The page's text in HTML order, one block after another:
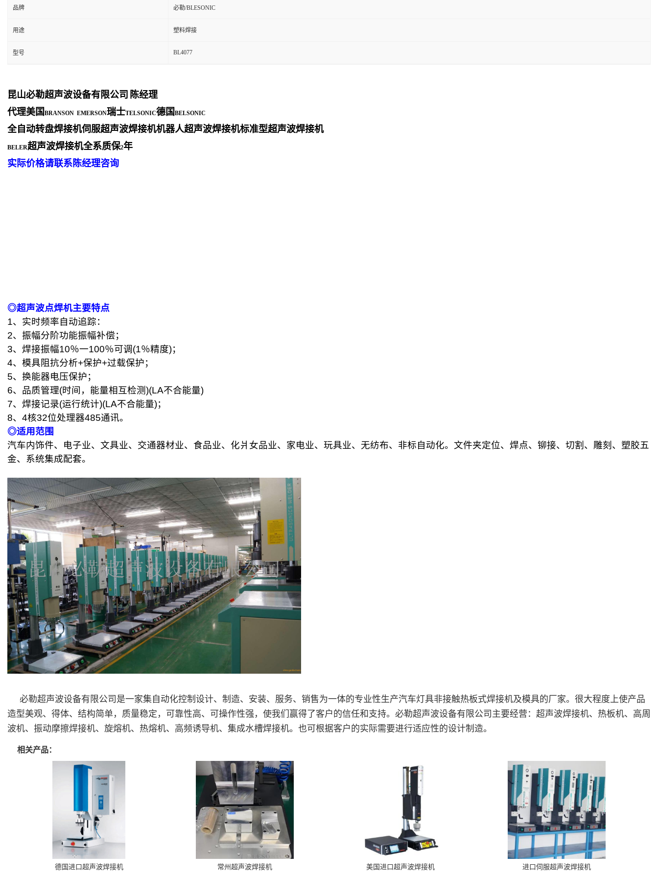
品牌 必勒/BLESONIC
用途 塑料焊接
型号 BL4077
昆山必勒超声波设备有限公司 陈经理
代理美国 BRANSON EMERSON瑞士TELSONIC德国 BELSONIC
全自动转盘焊接机伺服超声波焊接机机器人超声波焊接机标准型超声波焊接机
BELER超声波焊接机全系质保2年
实际价格请联系陈经理咨询
◎超声波点焊机主要特点
1、实时频率自动追踪：
2、振幅分阶功能振幅补偿；
3、焊接振幅10％一100％可调(1％精度)；
4、模具阻抗分析+保护+过载保护；
5、换能器电压保护；
6、品质管理(时间，能量相互检测)(LA不合能量)
7、焊接记录(运行统计)(LA不合能量)；
8、4核32位处理器485通讯。
◎适用范围
汽车内饰件、电子业、文具业、交通器材业、食品业、化爿女品业、家电业、玩具业、无纺布、非标自动化。文件夹定位、焊点、铆接、切割、雕刻、塑胶五
金、系统集成配套。
必勒超声波设备有限公司是一家集自动化控制设计、制造、安装、服务、销售为一体的专业性生产汽车灯具非接触热板式焊接机及模具的厂家。很大程度上使产品
造型美观、得体、结构简单，质量稳定，可靠性高、可操作性强，使我们赢得了客户的信任和支持。必勒超声波设备有限公司主要经营：超声波焊接机、热板机、高周
波机、振动摩擦焊接机、旋熔机、热熔机、高频诱导机、集成水槽焊接机。也可根据客户的实际需要进行适应性的设计制造。
相关产品：
德国进口超声波焊接机 常州超声波焊接机 美国进口超声波焊接机 进口伺服超声波焊接机